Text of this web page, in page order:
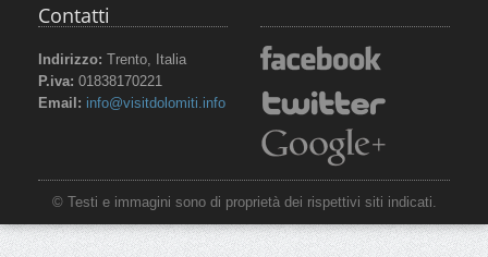
Contatti
Indirizzo: Trento, Italia
P.iva: 01838170221
Email: info@visitdolomiti.info
© Testi e immagini sono di proprietà dei rispettivi siti indicati.